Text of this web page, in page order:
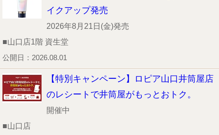
イクアップ発売
2026年8月21日(金)発売
■山口店1階 資生堂
公開日：2026.08.01
【特別キャンペーン】ロピア山口井筒屋店
のレシートで井筒屋がもっとおトク。
開催中
■山口店